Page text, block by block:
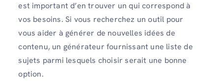
est important d’en trouver un qui correspond à
vos besoins. Si vous recherchez un outil pour
vous aider à générer de nouvelles idées de
contenu, un générateur fournissant une liste de
sujets parmi lesquels choisir serait une bonne
option.